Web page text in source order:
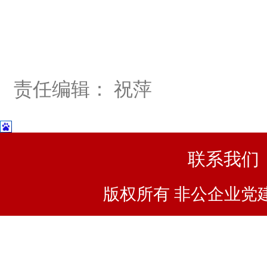
责任编辑： 祝萍
联系我们
版权所有 非公企业党